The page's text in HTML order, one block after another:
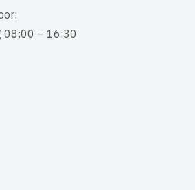
08:00 – 16:30